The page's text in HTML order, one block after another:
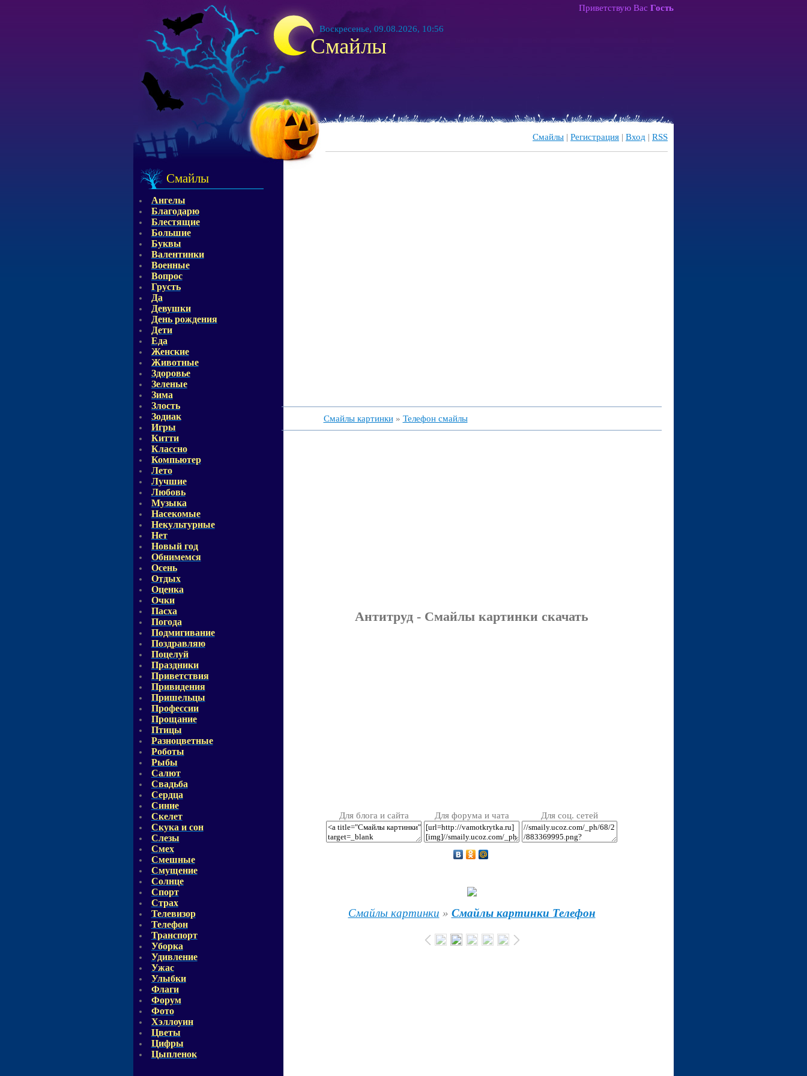
Смайлы
Воскресенье, 09.08.2026, 10:56
Приветствую Вас Гость
Смайлы | Регистрация | Вход | RSS
Смайлы
Ангелы
Благодарю
Блестящие
Большие
Буквы
Валентинки
Военные
Вопрос
Грусть
Да
Девушки
День рождения
Дети
Еда
Женские
Животные
Здоровье
Зеленые
Зима
Злость
Зодиак
Игры
Китти
Классно
Компьютер
Лето
Лучшие
Любовь
Музыка
Насекомые
Некультурные
Нет
Новый год
Обнимемся
Осень
Отдых
Оценка
Очки
Пасха
Погода
Подмигивание
Поздравляю
Поцелуй
Праздники
Приветствия
Привидения
Пришельцы
Профессии
Прощание
Птицы
Разноцветные
Роботы
Рыбы
Салют
Свадьба
Сердца
Синие
Скелет
Скука и сон
Слезы
Смех
Смешные
Смущение
Солнце
Спорт
Страх
Телевизор
Телефон
Транспорт
Уборка
Удивление
Ужас
Улыбки
Флаги
Форум
Фото
Хэллоуин
Цветы
Цифры
Цыпленок
Смайлы картинки» Телефон смайлы
Антитруд - Смайлы картинки скачать
Для блога и сайта Для форума и чата Для соц. сетей
Смайлы картинки » Смайлы картинки Телефон